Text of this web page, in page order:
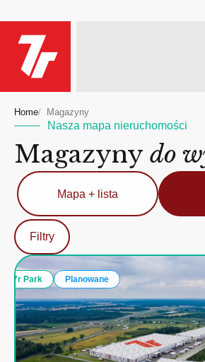
Home Magazyny
Nasza mapa nieruchomości
Magazyny do
Mapa + lista
Filtry
7r Park Planowane